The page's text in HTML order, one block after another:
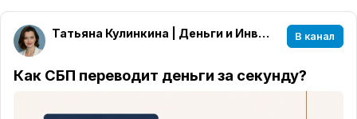
Татьяна Кулинкина | Деньги и Инвестиции В канал
Как СБП переводит деньги за секунду?